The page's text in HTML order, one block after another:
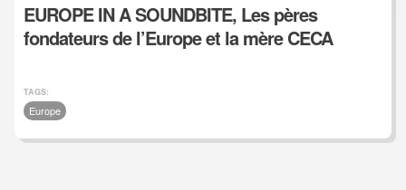
EUROPE IN A SOUNDBITE, Les pères
fondateurs de l’Europe et la mère CECA
TAGS:
Europe